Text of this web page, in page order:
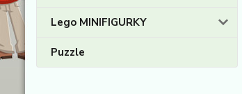
Lego MINIFIGURKY
Puzzle